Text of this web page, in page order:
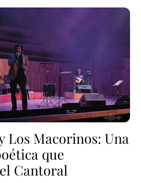
Los Macorinos: Una
que
Cantoral